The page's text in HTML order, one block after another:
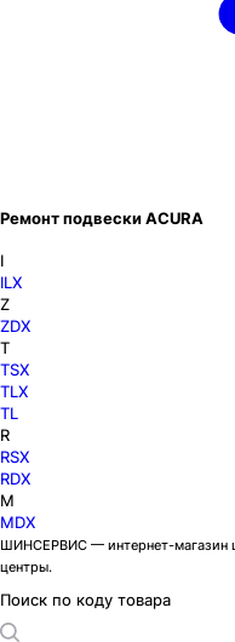
Ремонт подвески ACURA
I
ILX
Z
ZDX
T
TSX
TLX
TL
R
RSX
RDX
M
MDX
ШИНСЕРВИС — интернет-магазин
центры.
Поиск по коду товара